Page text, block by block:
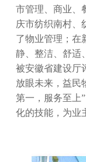
市管理、商业、
庆市纺织南村、
了物业管理；在
静、整洁、舒适
被安徽省建设厅
放眼未来，益民
第一，服务至上
化的技能，为业